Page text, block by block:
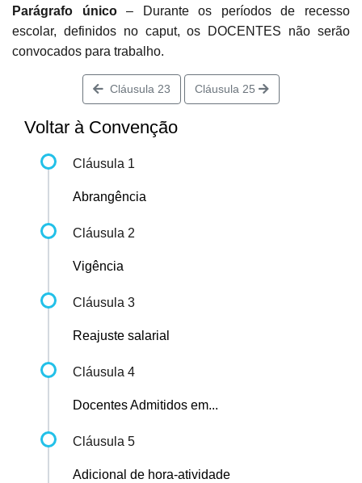
Parágrafo único– Durante os períodos de recesso
escolar, definidos no caput, os DOCENTES não serão
convocados para trabalho.
Cláusula 23 Cláusula 25
Voltar à Convenção
Cláusula 1
Abrangência
Cláusula 2
Vigência
Cláusula 3
Reajuste salarial
Cláusula 4
Docentes Admitidos em...
Cláusula 5
Adicional de hora-atividade